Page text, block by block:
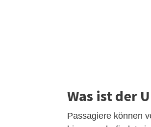
Was ist der
Passagiere können